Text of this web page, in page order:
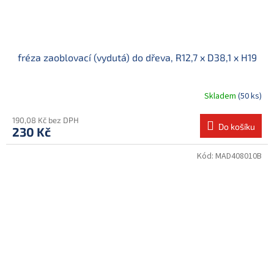
fréza zaoblovací (vydutá) do dřeva, R12,7 x D38,1 x H19
Skladem (50 ks)
190,08 Kč bez DPH
230 Kč Do košíku
Kód: MAD408010B